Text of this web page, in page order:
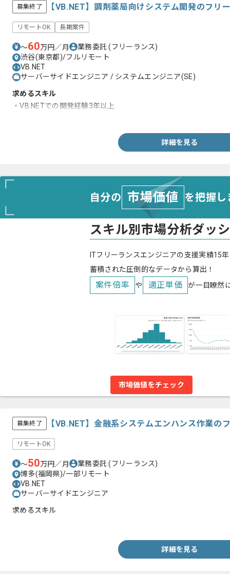
募集終了 【VB.NET】調剤薬局向けシステム開発のフリ
リモートOK 長期案件
〜60万円／月 業務委託(フリーランス)
渋谷(東京都)/フルリモート
VB.NET
サーバーサイドエンジニア / システムエンジニア(SE)
求めるスキル
・VB.NETでの開発経験3年以上
詳細を見る
自分の 市場価値 を把握
スキル別市場分析ダッ
ITフリーランスエンジニアの支援実績15
蓄積された圧倒的なデータから算出！
案件倍率 や 適正単価 が一目瞭然
市場価値をチェック
募集終了 【VB.NET】金融系システムエンハンス作業の
リモートOK
〜50万円／月 業務委託(フリーランス)
博多(福岡県)/一部リモート
VB.NET
サーバーサイドエンジニア
求めるスキル
詳細を見る